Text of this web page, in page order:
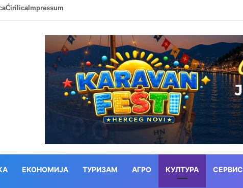
ĆirilicaImpressum
ЕКОНОМИЈА ТУРИЗАМ АГРО КУЛТУРА СЕРВИС